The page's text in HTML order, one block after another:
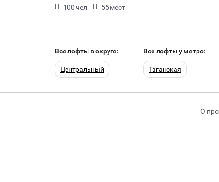
100 чел
55 мест
Все лофты в округе:
Центральный
Все лофты у метро:
Таганская
О